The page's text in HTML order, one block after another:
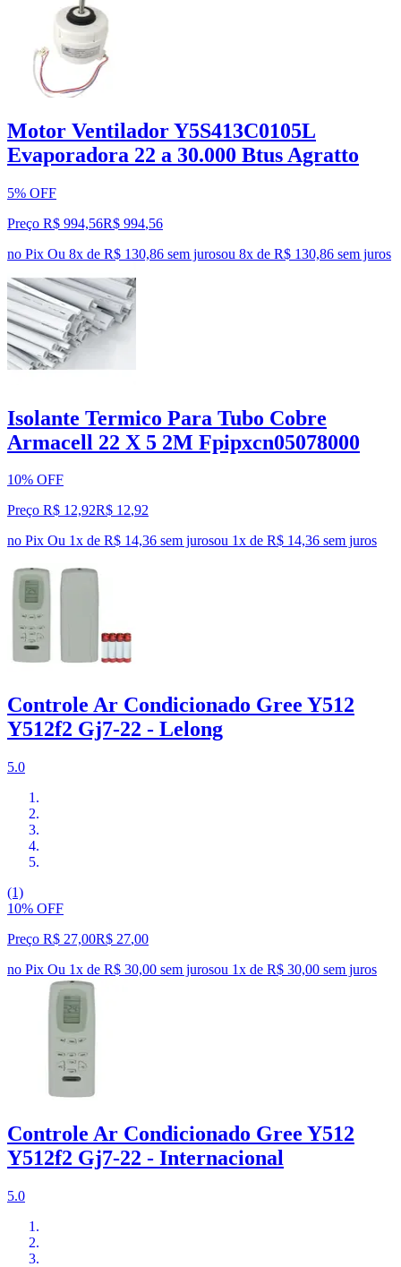
Motor Ventilador Y5S413C0105L
Evaporadora 22 a 30.000 Btus Agratto
5% OFF
Preço R$ 994,56R$ 994,56
no Pix Ou 8x de R$ 130,86 sem jurosou 8x de R$ 130,86 sem juros
Isolante Termico Para Tubo Cobre
Armacell 22 X 5 2M Fpipxcn05078000
10% OFF
Preço R$ 12,92R$ 12,92
no Pix Ou 1x de R$ 14,36 sem jurosou 1x de R$ 14,36 sem juros
Controle Ar Condicionado Gree Y512
Y512f2 Gj7-22 - Lelong
5.0
(1)
10% OFF
Preço R$ 27,00R$ 27,00
no Pix Ou 1x de R$ 30,00 sem jurosou 1x de R$ 30,00 sem juros
Controle Ar Condicionado Gree Y512
Y512f2 Gj7-22 - Internacional
5.0